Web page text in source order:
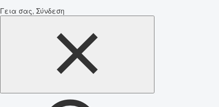
Γεια σας, Σύνδεση